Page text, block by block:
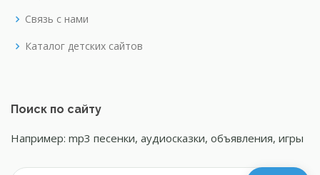
Связь с нами
Каталог детских сайтов
Поиск по сайту
Например: mp3 песенки, аудиосказки, объявления, игры